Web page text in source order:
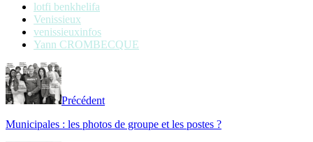
lotfi benkhelifa
Venissieux
venissieuxinfos
Yann CROMBECQUE
Précédent
Municipales : les photos de groupe et les postes ?